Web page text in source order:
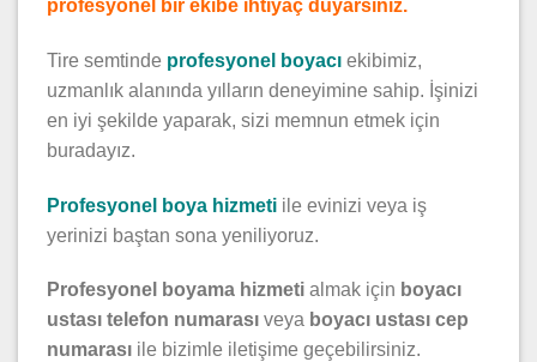
profesyonel bir ekibe ihtiyaç duyarsınız.
Tire semtinde profesyonel boyacı ekibimiz,
uzmanlık alanında yılların deneyimine sahip. İşinizi
en iyi şekilde yaparak, sizi memnun etmek için
buradayız.
Profesyonel boya hizmeti ile evinizi veya iş
yerinizi baştan sona yeniliyoruz.
Profesyonel boyama hizmeti almak için boyacı
ustası telefon numarası veya boyacı ustası cep
numarası ile bizimle iletişime geçebilirsiniz.